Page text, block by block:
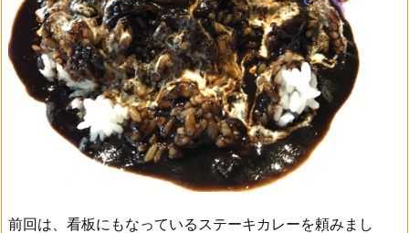
前回は、看板にもなっているステーキカレーを頼みまし